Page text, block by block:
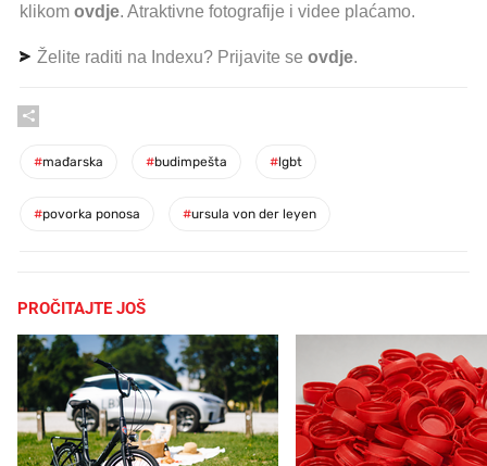
klikom ovdje. Atraktivne fotografije i videe plaćamo.
Želite raditi na Indexu? Prijavite se ovdje.
#mađarska #budimpešta #lgbt
#povorka ponosa #ursula von der leyen
PROČITAJTE JOŠ